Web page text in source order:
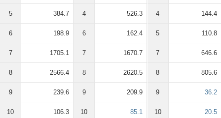
5 384.7
6 198.9
7 1705.1
8 2566.4
9 239.6
10 106.3
4 526.3
6 162.4
7 1670.7
8 2620.5
9 209.9
10 85.1
4 144.4
5 110.8
7 646.6
8 805.6
9 36.2
10 20.5